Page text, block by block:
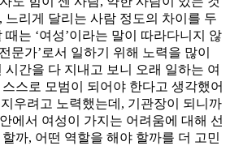
느리게 달리는 사람 정도의 차이를 두
는 ‘여성’이라는 말이 따라다니지 않
문가’로서 일하기 위해 노력을 많이
시간을 다 지내고 보니 오래 일하는 여
스로 모범이 되어야 한다고 생각했어
지우려고 노력했는데, 기관장이 되니까
에서 여성이 가지는 어려움에 대해 선
까, 어떤 역할을 해야 할까를 더 고민